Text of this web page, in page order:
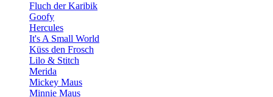
Fluch der Karibik
Goofy
Hercules
It's A Small World
Küss den Frosch
Lilo & Stitch
Merida
Mickey Maus
Minnie Maus